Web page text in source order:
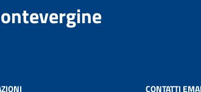
CONTATTI